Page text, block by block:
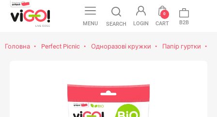
MENU SEARCH LOGIN CART
0
B2B
Головна Perfect Picnic Одноразові кружки Папір гуртки